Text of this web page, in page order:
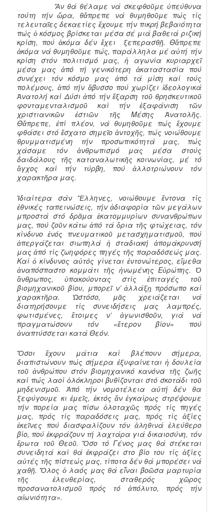
Ἄν θά θέλαμε νά σκεφθοῦμε ὑπεύθυνα
τούτη τήν ὥρα, θἄπρεπε νά θυμηθοῦμε πώς τίς
τελευταῖες δεκαετίες ἔχουμε τήν πικρή βεβαιότητα
πώς ὁ κόσμος βρίσκεται μέσα σέ μιά βαθειά ριζική
κρίση, πού ἀκόμα δέν ἔχει ξεπερασθῇ. Θἄπρεπε
ἀκόμα νά θυμηθοῦμε πώς, παράλληλα μέ αὐτή τήν
κρίση στόν πολιτισμό μας, ἡ αγωνία κυριαρχεῖ
μέσα μας ἀπό τή γενικότερη ἀκαταστασία πού
συνέχει τόν κόσμο μας ἀπό τά μίση καί τούς
πολέμους, ἀπό τήν ἄβυσσο πού χωρίζει ἰδεολογικά
Ἀνατολή καί Δύσι ἀπό τήν ἔξαρση τοῦ θρησκευτικοῦ
φονταμενταλισμοῦ καί τήν ἐξαφάνιση τῶν
χριστιανικῶν ἐστιῶν τῆς Μέσης Ἀνατολῆς.
Θἄπρεπε, ἐπί πλέον, νά θυμηθοῦμε πώς ἔχουμε
φθάσει στό ἔσχατο σημεῖο ἀντοχῆς, πώς νοιώθουμε
θρυμματισμένη τήν προσωπικότητά μας, πώς
χάσαμε τόν ἀνθρωπισμό μας μέσα στούς
δαιδάλους τῆς καταναλωτικῆς κοινωνίας, μέ τό
ἄγχος καί τήν τύρβη, πού ἀλλοτριώνουν τόν
χαρακτῆρα μας.
Ἰδιαίτερα σάν Ἕλληνες, νοιώθουμε ἔντονα τίς
ἐθνικές ταπεινώσεις, τήν ἀδιαφορία τῶν μεγάλων
μπροστά στό δρᾶμα ἑκατομμυρίων συνανθρώπων
μας, πού ζοῦν κάτω ἀπό τά ὅρια τῆς φτώχειας, τόν
κίνδυνο ἑνός πνευματικοῦ μετασχηματισμοῦ, πού
ἀπεργάζεται σιωπηλά ἡ σταδιακή ἀπομάκρυνσή
μας ἀπό τίς ζωηφόρες πηγές τῆς παραδόσεώς μας.
Καί ὁ κίνδυνος αὐτός γίνεται ἐντονώτερος, εἴμεθα
ἀναπόσπαστο κομμάτι τῆς ἡνωμένης Εὐρώπης. Ὁ
ἄνθρωπος, ὑπακούοντας στίς ἐπιταγές τοῦ
βιομηχανικοῦ βίου, μπορεῖ ν’ ἀλλάξῃ πρόσωπο καί
χαρακτῆρα. Ὡστόσο, μᾶς χρειάζεται νά
διατηρήσουμε τίς συνειδήσεις μας λαμπρές,
φωτισμένες, ἔτοιμες ν’ ἀγωνισθοῦν, γιά νά
πραγματώσουν τόν «ἕτερον βίον» πού
ἀναπτύσσεται κατά Θεόν.
Ὅσοι ἔχουν μάτια καί βλέπουν σήμερα,
διαπιστώνουν πώς σήμερα ἐξυφαίνεται ἡ δουλεία
τοῦ ἀνθρώπου στόν βιομηχανικό κανόνα τῆς ζωῆς
καί πώς λαοί ὁλόκληροι βυθίζονται στό σκοτάδι τοῦ
μηδενισμοῦ. Ἀπό τήν νομοτέλεια αὐτή δέν θα
ξεφύγουμε κι ἐμεῖς, ἐκτός ἄν ἐγκαίρως στρέψουμε
τήν πορεία μας πίσω ὁλοταχῶς πρός τίς πηγές
μας, πρός τίς παραδόσεις μας, πρός τίς ἀξίες
ἐκεῖνες πού διασφαλίζουν τόν ἀληθινά ἐλεύθερο
βίο, πού ἐκφράζουν τή λαχτάρα γιά δικαιοσύνη, τόν
ἔρωτα τοῦ Θεοῦ. Ὅσο τό Γένος μας θά στέκεται
συνειδητά καί θά ἐκφράζει στο βίο του τίς ἀξίες
αὐτές τῆς πίστεώς μας, τίποτα δέν θά μπορέσει νά
χαθῇ. Ὅλος ὁ λαός μας θά εἶναι βοῶσα μαρτυρία
τῆς ἐλευθερίας, σταθερός χῶρος
προσανατολισμοῦ πρός τό ἀπόλυτο, πρός τήν
αἰωνιότητα».